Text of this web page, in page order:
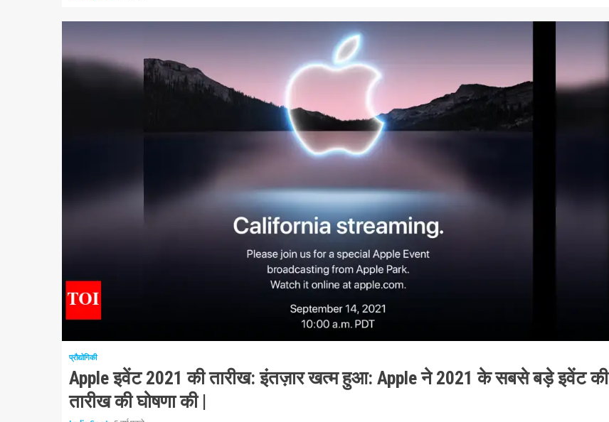
1 न्यूनतम पढ़ा
प्रौद्योगिकी
Apple इवेंट 2021 की तारीख: इंतज़ार खत्म हुआ: Apple ने 2021 के सबसे बड़े इवेंट की
तारीख की घोषणा की |